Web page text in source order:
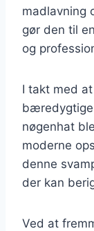
madlavning
gør den til
og
I takt med
bæredygtige
nøgenhat
moderne
denne
der kan
Ved at